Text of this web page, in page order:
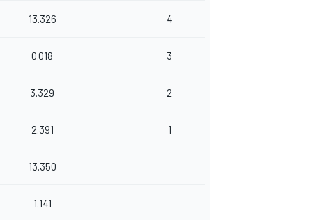
13.326 4
0.018 3
3.329 2
2.391 1
13.350
1.141